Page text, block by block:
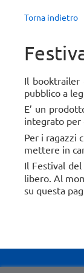
Torna indietro
Il booktrailer
pubblico a
E’ un
integrato per
Per i ragazzi
mettere in
Il Festival
libero. Al
su questa